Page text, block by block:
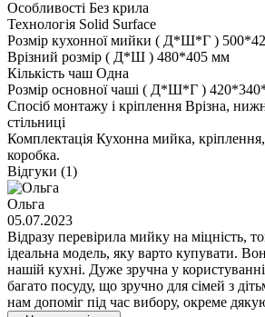
Особливості Без крила
Технологія Solid Surface
Розмір кухонної мийки ( Д*Ш*Г )
Врізний розмір ( Д*Ш ) 480*405 мм
Кількість чаш Одна
Розмір основної чаші ( Д*Ш*Г )
Спосіб монтажу і кріплення Врізна,
стільниці
Комплектація Кухонна мийка,
коробка.
Відгуки (1)
Ольга
05.07.2023
Відразу перевірила мийку на міцність,
ідеальна модель, яку варто купувати.
нашій кухні. Дуже зручна у
багато посуду, що зручно для сімей з
нам допоміг під час вибору, окреме